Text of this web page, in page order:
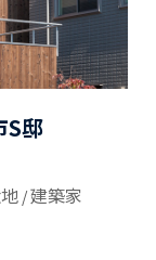
S邸
建築家